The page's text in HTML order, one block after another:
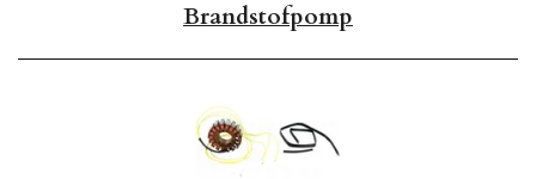
Brandstofpomp